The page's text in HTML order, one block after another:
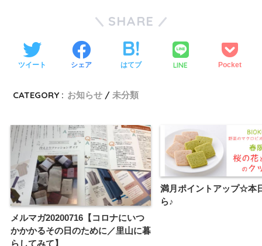
SHARE
ツイート シェア はてブ LINE Pocket
CATEGORY : お知らせ 未分類
メルマガ20200716【コロナにいつ
かかかるその日のために／里山に暮
らしてみて】
満月ポイントアップ☆本
ら♪